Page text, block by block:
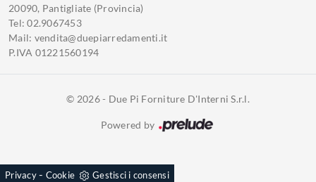
20090, Pantigliate (Provincia)
Tel: 02.9067453
Mail: vendita@duepiarredamenti.it
P.IVA 01221560194
© 2026 - Due Pi Forniture D'Interni S.r.l.
Powered by
Privacy- Cookie Gestisci i consensi